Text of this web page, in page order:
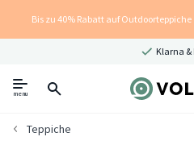
Bis zu 40% Rabatt auf Outdoorteppiche
Klarna &
menu
Teppiche